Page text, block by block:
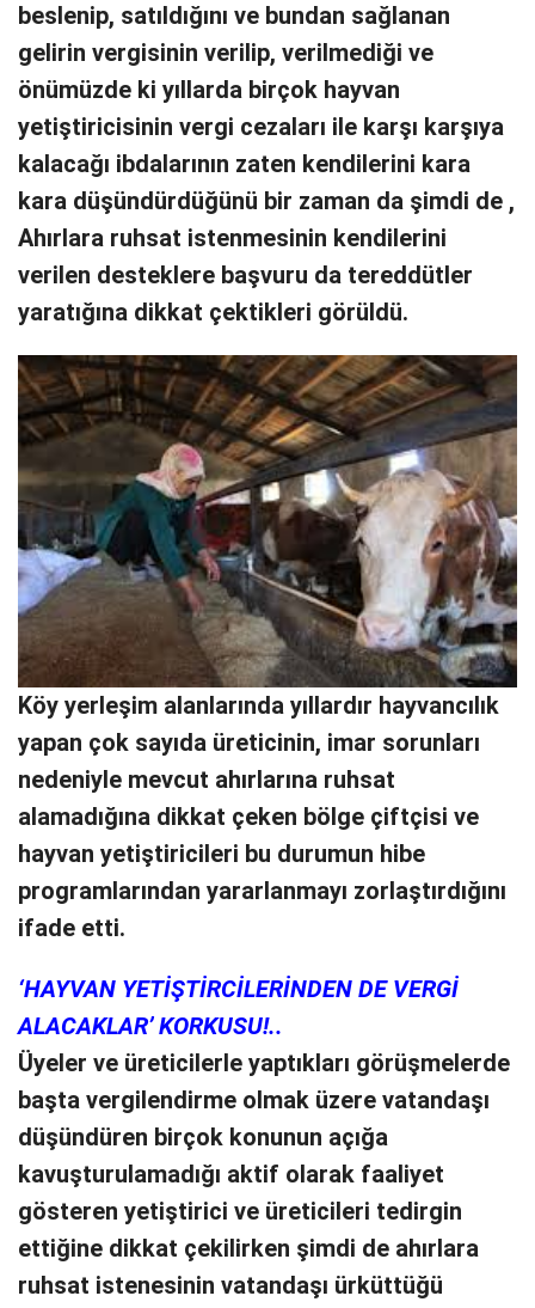
beslenip, satıldığını ve bundan sağlanan
gelirin vergisinin verilip, verilmediği ve
önümüzde ki yıllarda birçok hayvan
yetiştiricisinin vergi cezaları ile karşı karşıya
kalacağı ibdalarının zaten kendilerini kara
kara düşündürdüğünü bir zaman da şimdi de ,
Ahırlara ruhsat istenmesinin kendilerini
verilen desteklere başvuru da tereddütler
yaratığına dikkat çektikleri görüldü.
Köy yerleşim alanlarında yıllardır hayvancılık
yapan çok sayıda üreticinin, imar sorunları
nedeniyle mevcut ahırlarına ruhsat
alamadığına dikkat çeken bölge çiftçisi ve
hayvan yetiştiricileri bu durumun hibe
programlarından yararlanmayı zorlaştırdığını
ifade etti.
‘HAYVAN YETİŞTİRCİLERİNDEN DE VERGİ
ALACAKLAR’ KORKUSU!..
Üyeler ve üreticilerle yaptıkları görüşmelerde
başta vergilendirme olmak üzere vatandaşı
düşündüren birçok konunun açığa
kavuşturulamadığı aktif olarak faaliyet
gösteren yetiştirici ve üreticileri tedirgin
ettiğine dikkat çekilirken şimdi de ahırlara
ruhsat istenesinin vatandaşı ürküttüğü